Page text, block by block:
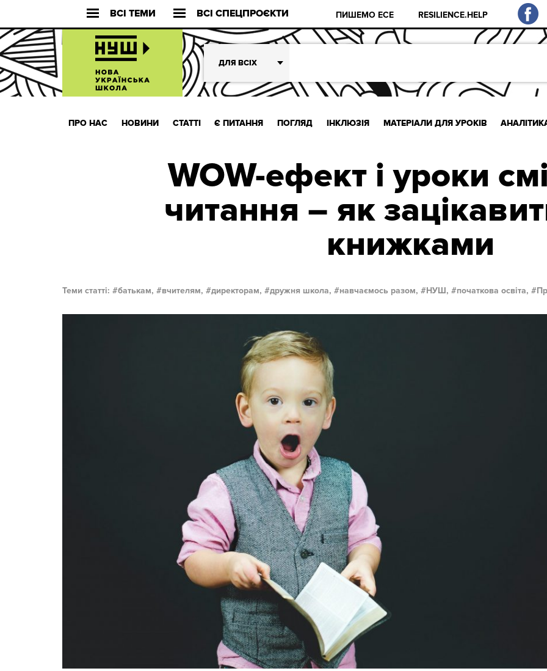
ВСІ ТЕМИ ВСІ СПЕЦПРОЄКТИ ПИШЕМО ЕСЕ RESILIENCE.HELP
ДЛЯ ВСІХ
ПРО НАС НОВИНИ СТАТТІ Є ПИТАННЯ ПОГЛЯД ІНКЛЮЗІЯ МАТЕРІАЛИ ДЛЯ УРОКІВ
WOW-ефект і уроки
читання – як
книжками
Теми статті: батькам, вчителям, директорам, дружня школа, навчаємось разом, НУШ, початкова освіта,